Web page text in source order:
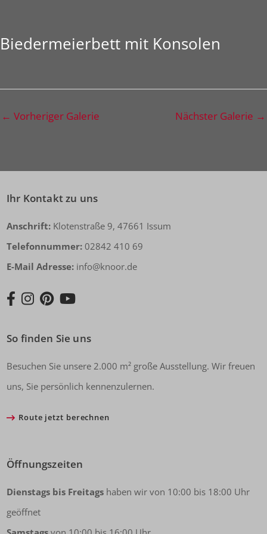
Biedermeierbett mit Konsolen
← Vorheriger Galerie Nächster Galerie →
Ihr Kontakt zu uns
Anschrift: Klotenstraße 9, 47661 Issum
Telefonnummer: 02842 410 69
E-Mail Adresse: info@knoor.de
So finden Sie uns
Besuchen Sie unsere 2.000 m² große Ausstellung. Wir freuen
uns, Sie persönlich kennenzulernen.
Route jetzt berechnen
Öffnungszeiten
Dienstags bis Freitags haben wir von 10:00 bis 18:00 Uhr
geöffnet